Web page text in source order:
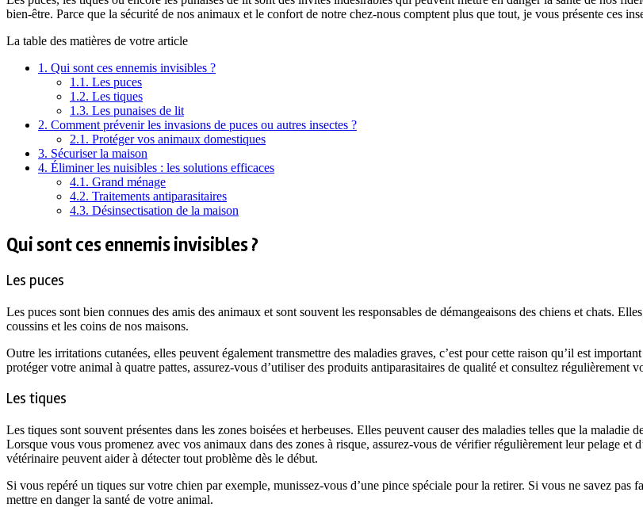
bien-être. Parce que la sécurité de nos animaux et le confort de notre chez-nous comptent plus que tout, je vous présente ces
La table des matières de votre article
1. Qui sont ces ennemis invisibles ?
1.1. Les puces
1.2. Les tiques
1.3. Les punaises de lit
2. Comment prévenir les invasions de puces ou autres insectes ?
2.1. Protéger vos animaux domestiques
3. Sécuriser la maison
4. Éliminer les nuisibles : les solutions efficaces
4.1. Grand ménage
4.2. Traitements antiparasitaires
4.3. Désinsectisation de la maison
Qui sont ces ennemis invisibles ?
Les puces
Les puces sont bien connues des amis des animaux et sont souvent les responsables de démangeaisons des chiens et chats.
coussins et les coins de nos maisons.
Outre les irritations cutanées, elles peuvent également transmettre des maladies graves, c’est pour cette raison qu’il est
protéger votre animal à quatre pattes, assurez-vous d’utiliser des produits antiparasitaires de qualité et consultez régulièrement
Les tiques
Les tiques sont souvent présentes dans les zones boisées et herbeuses. Elles peuvent causer des maladies telles que la
Lorsque vous vous promenez avec vos animaux dans des zones à risque, assurez-vous de vérifier régulièrement leur pelage et
vétérinaire peuvent aider à détecter tout problème dès le début.
Si vous repéré un tiques sur votre chien par exemple, munissez-vous d’une pince spéciale pour la retirer. Si vous ne savez
mettre en danger la santé de votre animal.